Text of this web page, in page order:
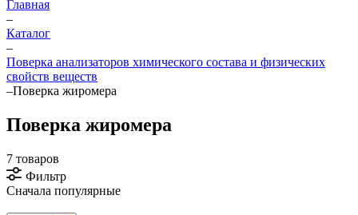
Главная
–
Каталог
–
Поверка анализаторов химического состава и физических
свойств веществ
–Поверка жиромера
Поверка жиромера
7 товаров
Фильтр
Сначала популярные